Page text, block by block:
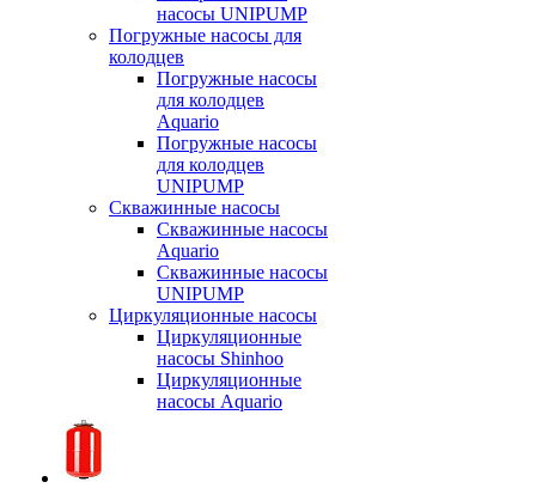
насосы UNIPUMP
Погружные насосы для
колодцев
Погружные насосы
для колодцев
Aquario
Погружные насосы
для колодцев
UNIPUMP
Скважинные насосы
Скважинные насосы
Aquario
Скважинные насосы
UNIPUMP
Циркуляционные насосы
Циркуляционные
насосы Shinhoo
Циркуляционные
насосы Aquario